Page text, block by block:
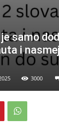
samo
i
3000